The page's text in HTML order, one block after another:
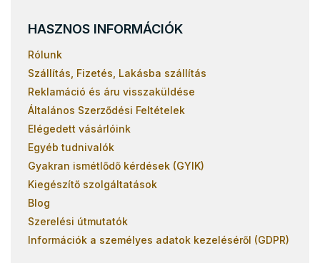
HASZNOS INFORMÁCIÓK
Rólunk
Szállítás, Fizetés, Lakásba szállítás
Reklamáció és áru visszaküldése
Általános Szerződési Feltételek
Elégedett vásárlóink
Egyéb tudnivalók
Gyakran ismétlődő kérdések (GYIK)
Kiegészítő szolgáltatások
Blog
Szerelési útmutatók
Információk a személyes adatok kezeléséről (GDPR)